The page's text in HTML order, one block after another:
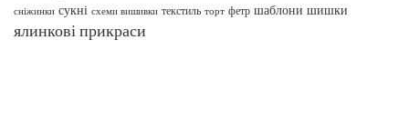
сніжинки сукні схеми вишивки текстиль торт фетр шаблони шишки
ялинкові прикраси